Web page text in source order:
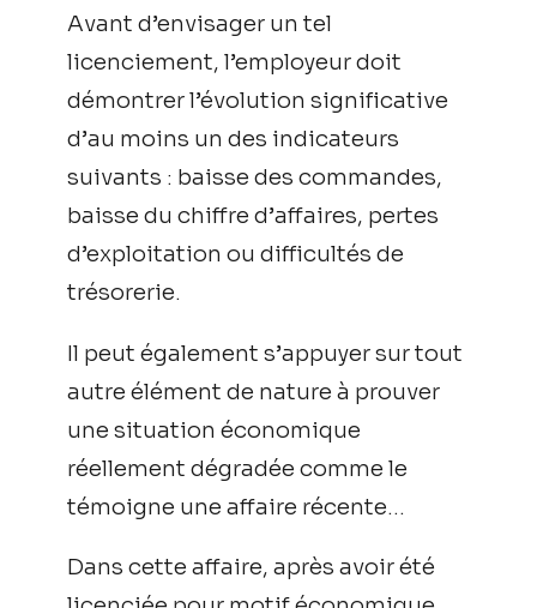
Avant d’envisager un tel
licenciement, l’employeur doit
démontrer l’évolution significative
d’au moins un des indicateurs
suivants : baisse des commandes,
baisse du chiffre d’affaires, pertes
d’exploitation ou difficultés de
trésorerie.
Il peut également s’appuyer sur tout
autre élément de nature à prouver
une situation économique
réellement dégradée comme le
témoigne une affaire récente…
Dans cette affaire, après avoir été